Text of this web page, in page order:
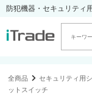
防犯機器・セキュリティ
全商品 セキュリティ用
ットスイッチ